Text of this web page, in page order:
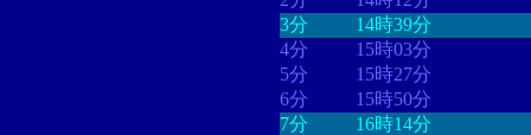
3分
14時39分
4分
15時03分
5分
15時27分
6分
15時50分
7分
16時14分